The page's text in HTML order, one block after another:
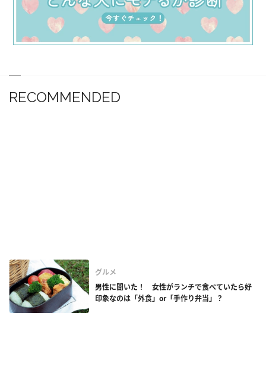
RECOMMENDED
グルメ
男性に聞いた！ 女性がランチで食べていたら好
印象なのは「外食」or「手作り弁当」？